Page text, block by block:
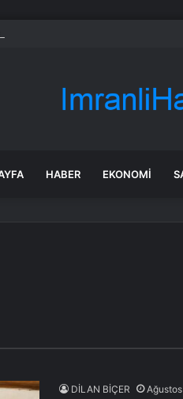
ve Seferihisar’da 30 Düzensiz
HABER EKONOMI
DİLAN BİÇER